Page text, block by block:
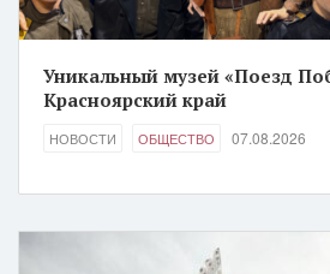
Уникальный музей «Поезд
Красноярский край
НОВОСТИ ОБЩЕСТВО 07.08.2026